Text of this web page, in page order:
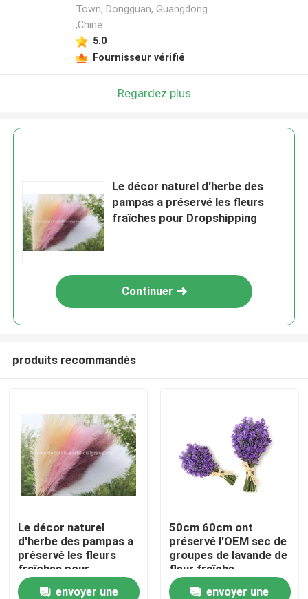
Maison
Des produits
Town, Dongguan, Guangdong
,Chine
5.0
Fournisseur vérifié
Regardez plus
Le décor naturel d'herbe des
pampas a préservé les fleurs
fraîches pour Dropshipping
Continuer
produits recommandés
Le décor naturel
d'herbe des pampas a
préservé les fleurs
fraîches pour
Dropshipping
envoyer une
50cm 60cm ont
préservé l'OEM sec de
groupes de lavande de
fleur fraîche
envoyer une